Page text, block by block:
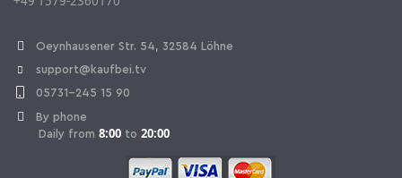
Oeynhausener Str. 54, 32584 Löhne
support@kaufbei.tv
05731-245 15 90
By phone
Daily from 8:00 to 20:00